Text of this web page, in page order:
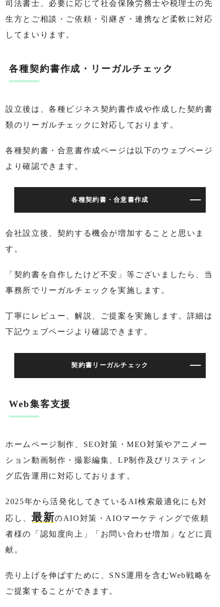
司法書士、必要に応じて社会保険労務士や税理士の先
生方とご相談・ご依頼・引継ぎ・連携など柔軟に対応
してまいります。
各種契約書作成・リーガルチェック
設立後は、各種ビジネス契約書作成や作成した契約書
類のリーガルチェックに対応しております。
各種契約書・合意書作成ページは以下のウェブページ
より確認できます。
各種契約書・合意書作成
会社設立後、契約する機会が増加することと思いま
す。
「契約書を自作したけど不安」等ございましたら、当
事務所でリーガルチェックを実施します。
丁寧にレビュー、解説、ご提案を実施します。詳細は
下記ウェブページより確認できます。
契約書リーガルチェック
Web集客支援
ホームページ制作、SEO対策・MEO対策やアニメー
ション動画制作・撮影編集、LP制作及びリスティン
グ広告運用に対応しております。
2025年から活発化してきているAI検索最適化にも対
応し、最新のAIO対策・AIOマーケティングで依頼
者様の「認知度向上」「お問い合わせ増加」などに貢
献。
売り上げを伸ばすために、SNS運用を含むWeb戦略を
ご提案することができます。